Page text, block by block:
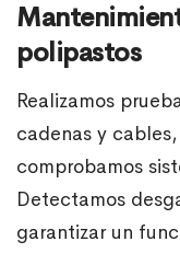
polipastos
Realizamos
cadenas y
comprobamos
Detectamos
garantizar un